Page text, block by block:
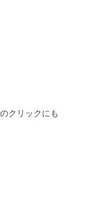
クリックにも